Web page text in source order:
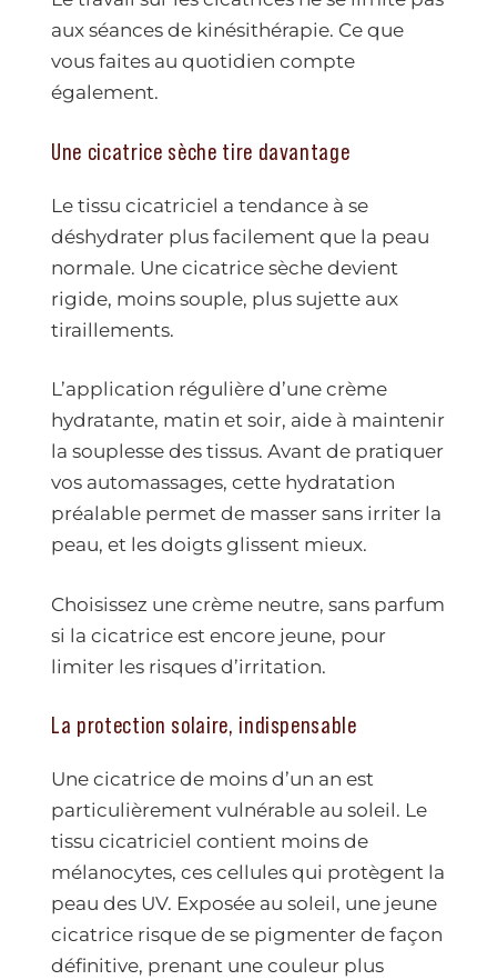
aux séances de kinésithérapie. Ce que
vous faites au quotidien compte
également.
Une cicatrice sèche tire davantage
Le tissu cicatriciel a tendance à se
déshydrater plus facilement que la peau
normale. Une cicatrice sèche devient
rigide, moins souple, plus sujette aux
tiraillements.
L’application régulière d’une crème
hydratante, matin et soir, aide à maintenir
la souplesse des tissus. Avant de pratiquer
vos automassages, cette hydratation
préalable permet de masser sans irriter la
peau, et les doigts glissent mieux.
Choisissez une crème neutre, sans parfum
si la cicatrice est encore jeune, pour
limiter les risques d’irritation.
La protection solaire, indispensable
Une cicatrice de moins d’un an est
particulièrement vulnérable au soleil. Le
tissu cicatriciel contient moins de
mélanocytes, ces cellules qui protègent la
peau des UV. Exposée au soleil, une jeune
cicatrice risque de se pigmenter de façon
définitive, prenant une couleur plus